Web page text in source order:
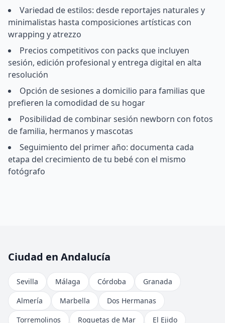
Variedad de estilos: desde reportajes naturales y
minimalistas hasta composiciones artísticas con
wrapping y atrezzo
Precios competitivos con packs que incluyen
sesión, edición profesional y entrega digital en alta
resolución
Opción de sesiones a domicilio para familias que
prefieren la comodidad de su hogar
Posibilidad de combinar sesión newborn con fotos
de familia, hermanos y mascotas
Seguimiento del primer año: documenta cada
etapa del crecimiento de tu bebé con el mismo
fotógrafo
Ciudad en Andalucía
Sevilla Málaga Córdoba
Granada
Almería
Marbella
Dos Hermanas
Torremolinos
Roquetas de Mar
El Ejido